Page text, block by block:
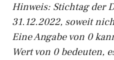
Hinweis: Stichtag der
31.12.2022, soweit
Eine Angabe von 0
Wert von 0 bedeuten,